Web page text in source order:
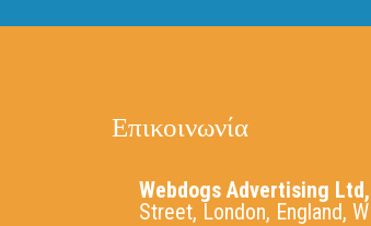
Επικοινωνία
Webdogs Advertising Ltd,
Street, London, England,